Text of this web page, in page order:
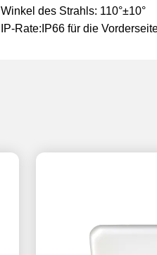
Winkel des Strahls: 110°±10°
IP-Rate:IP66 für die